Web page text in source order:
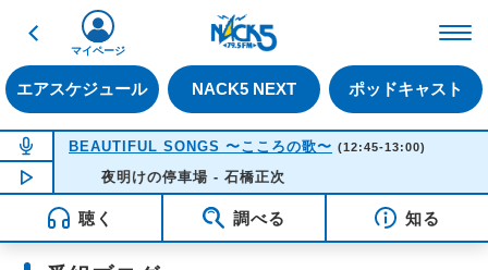
戻る
エアスケジュール NACK5 NEXT ポッドキャスト
マイページ
NOW ON AIR
BEAUTIFUL SONGS 〜こころの歌〜 (12:45-13:00)
NOW PLAYING12:45
夜明けの停車場 - 石橋正次
聴く 調べる 知る